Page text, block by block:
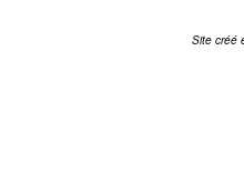
Site créé